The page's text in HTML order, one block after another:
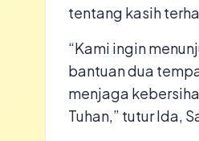
tentang kasih
“Kami ingin
bantuan dua
menjaga
Tuhan,” tutur Ida,